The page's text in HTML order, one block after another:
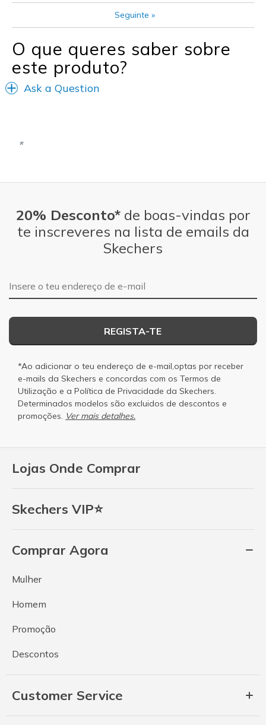
Travel
Sizing
Feels true to size
View On Shoes
Shoes are for Wearing
Seguinte »
O que queres saber sobre
este produto?
Ask a Question
Lojas Onde Comprar
Skechers VIP⭐
Comprar Agora
Mulher
Homem
Promoção
Descontos
Customer Service
20% Desconto*de boas-vindas por
te inscreveres na lista de emails da
Skechers
Endereço de e-mail
REGISTA-TE
*Ao adicionar o teu endereço de e-mail,optas por receber
e-mails da Skechers e concordas com os Termos de
Utilização e a Política de Privacidade da Skechers.
Determinados modelos são excluidos de descontos e
promoções. Ver mais detalhes.